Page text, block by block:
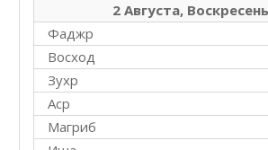
2 Августа,
Фаджр
Восход
Зухр
Аср
Магриб